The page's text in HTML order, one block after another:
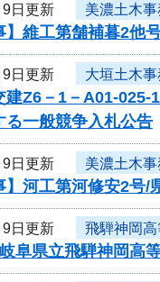
日更新 美濃土木
】維工第舗補暮2
日更新 大垣土木
建Z6－1－A01-
る一般競争入札公告
日更新 美濃土木
】河工第河修安2
日更新 飛騨神岡高
阜県立飛騨神岡高